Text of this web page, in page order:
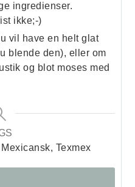
ingredienser.
ikke;-)
vil have en helt glat
blende den), eller om
og blot moses med
Texmex